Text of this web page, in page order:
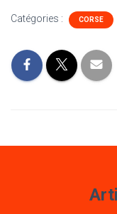
Catégories : CORSE